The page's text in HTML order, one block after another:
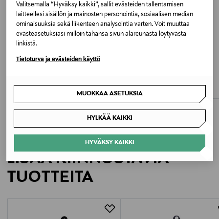
Valitsemalla “Hyväksy kaikki”, sallit evästeiden tallentamisen
laitteellesi sisällön ja mainosten personointia, sosiaalisen median
ominaisuuksia sekä liikenteen analysointia varten. Voit muuttaa
evästeasetuksiasi milloin tahansa sivun alareunasta löytyvästä
linkistä.
Tietoturva ja evästeiden käyttö
MUOKKAA ASETUKSIA
HYLKÄÄ KAIKKI
HYVÄKSY KAIKKI
UGW MARINE
Koko
One size
Lacoste Operations S.A.
23 rue de Provence, 75009 Paris, France
ALE –40%
101,40 €
LISÄÄ KIINNOSTAVIA
TUOTTEITA